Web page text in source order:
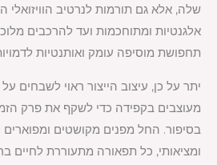
שלה, אלא גם תורמות לנרטיב
אלגנטיות ומתוחכמות ועד להרכבים
תחפושת מוסיפה עומק ואותנטיות
יתר על כן, עיצוב הייצור ראוי לשבחים
מעוצבים בקפידה כדי לשקף את פרק
בסיפור. החל מפנים מקושטים ומפוארים
ומציאותי, כל תפאורה מתעוררת לחיים